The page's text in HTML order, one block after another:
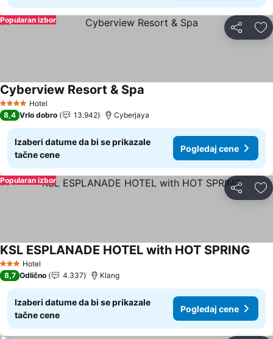
Deli
Popularan izbor
4 ZvezdiceHotel
Cyberview Resort & Spa
8,4 Vrlo dobro 13.942 Cyberjaya
Izaberi datume da bi se prikazale
tačne cene
Pogledaj cene
Deli
Popularan izbor
3 Zvezdice
Hotel
KSL ESPLANADE HOTEL with HOT SPRING
8,7 Odlično 4.337 Klang
Izaberi datume da bi se prikazale
tačne cene
Pogledaj cene